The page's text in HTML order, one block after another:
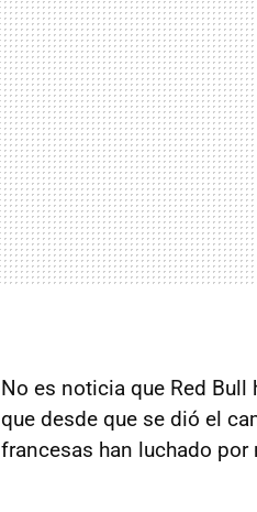
No es noticia que Red
que desde que se dió el
francesas han luchado por